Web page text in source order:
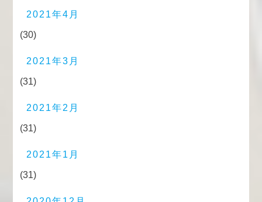
2021年4月
(30)
2021年3月
(31)
2021年2月
(31)
2021年1月
(31)